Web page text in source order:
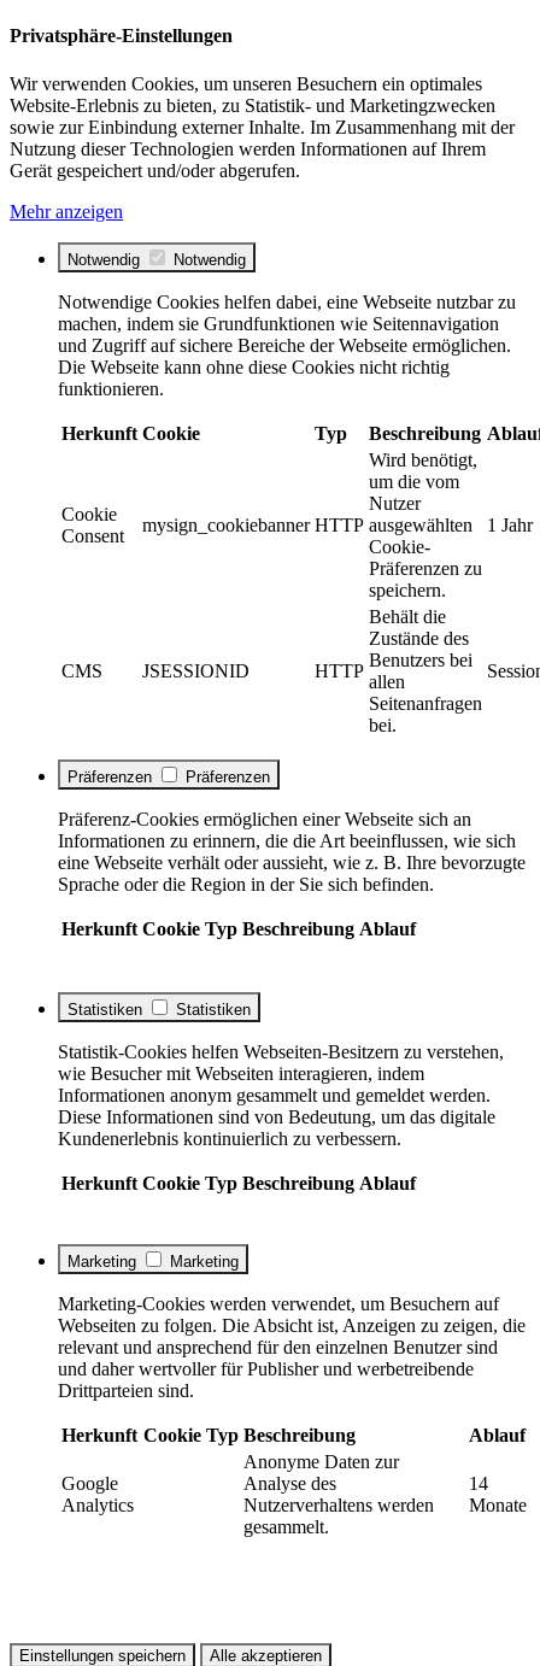
Privatsphäre-Einstellungen
Wir verwenden Cookies, um unseren Besuchern ein optimales
Website-Erlebnis zu bieten, zu Statistik- und Marketingzwecken
sowie zur Einbindung externer Inhalte. Im Zusammenhang mit der
Nutzung dieser Technologien werden Informationen auf Ihrem
Gerät gespeichert und/oder abgerufen.
Mehr anzeigen
Notwendig Notwendig
Notwendige Cookies helfen dabei, eine Webseite nutzbar zu
machen, indem sie Grundfunktionen wie Seitennavigation
und Zugriff auf sichere Bereiche der Webseite ermöglichen.
Die Webseite kann ohne diese Cookies nicht richtig
funktionieren.
Herkunft Cookie Typ Beschreibung
Cookie
Consent
mysign_cookiebanner HTTP
Wird benötigt,
um die vom
Nutzer
ausgewählten
Cookie-
Präferenzen zu
speichern.
1 Jahr
CMS JSESSIONID HTTP
Behält die
Zustände des
Benutzers bei
allen
Seitenanfragen
bei.
Präferenzen Präferenzen
Präferenz-Cookies ermöglichen einer Webseite sich an
Informationen zu erinnern, die die Art beeinflussen, wie sich
eine Webseite verhält oder aussieht, wie z. B. Ihre bevorzugte
Sprache oder die Region in der Sie sich befinden.
Herkunft Cookie Typ Beschreibung Ablauf
Statistiken Statistiken
Statistik-Cookies helfen Webseiten-Besitzern zu verstehen,
wie Besucher mit Webseiten interagieren, indem
Informationen anonym gesammelt und gemeldet werden.
Diese Informationen sind von Bedeutung, um das digitale
Kundenerlebnis kontinuierlich zu verbessern.
Herkunft Cookie Typ Beschreibung Ablauf
Marketing Marketing
Marketing-Cookies werden verwendet, um Besuchern auf
Webseiten zu folgen. Die Absicht ist, Anzeigen zu zeigen, die
relevant und ansprechend für den einzelnen Benutzer sind
und daher wertvoller für Publisher und werbetreibende
Drittparteien sind.
Herkunft Cookie Typ Beschreibung Ablauf
Google
Analytics
Anonyme Daten zur
Analyse des
Nutzerverhaltens werden
gesammelt.
14
Monate
Einstellungen speichern Alle akzeptieren